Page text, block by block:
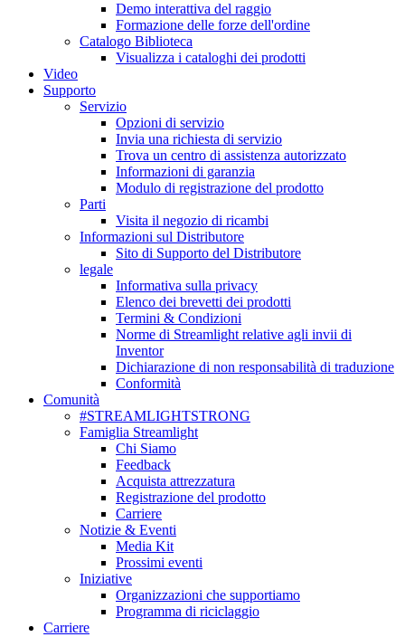
Demo interattiva del raggio
Formazione delle forze dell'ordine
Catalogo Biblioteca
Visualizza i cataloghi dei prodotti
Video
Supporto
Servizio
Opzioni di servizio
Invia una richiesta di servizio
Trova un centro di assistenza autorizzato
Informazioni di garanzia
Modulo di registrazione del prodotto
Parti
Visita il negozio di ricambi
Informazioni sul Distributore
Sito di Supporto del Distributore
legale
Informativa sulla privacy
Elenco dei brevetti dei prodotti
Termini & Condizioni
Norme di Streamlight relative agli invii di
Inventor
Dichiarazione di non responsabilità di traduzione
Conformità
Comunità
#STREAMLIGHTSTRONG
Famiglia Streamlight
Chi Siamo
Feedback
Acquista attrezzatura
Registrazione del prodotto
Carriere
Notizie & Eventi
Media Kit
Prossimi eventi
Iniziative
Organizzazioni che supportiamo
Programma di riciclaggio
Carriere